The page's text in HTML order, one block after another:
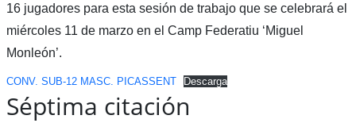
16 jugadores para esta sesión de trabajo que se celebrará el
miércoles 11 de marzo en el Camp Federatiu ‘Miguel
Monleón’.
CONV. SUB-12 MASC. PICASSENT Descarga
Séptima citación